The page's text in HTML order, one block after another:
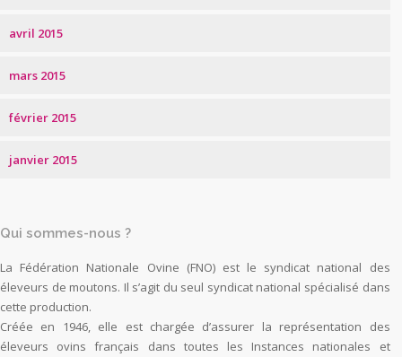
avril 2015
mars 2015
février 2015
janvier 2015
Qui sommes-nous ?
La Fédération Nationale Ovine (FNO) est le syndicat national des
éleveurs de moutons. Il s’agit du seul syndicat national spécialisé dans
cette production.
Créée en 1946, elle est chargée d’assurer la représentation des
éleveurs ovins français dans toutes les Instances nationales et